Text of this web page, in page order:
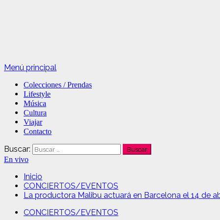
Menú principal
Colecciones / Prendas
Lifestyle
Música
Cultura
Viajar
Contacto
Buscar:
En vivo
Inicio
CONCIERTOS/EVENTOS
La productora Malibu actuará en Barcelona el 14 de
CONCIERTOS/EVENTOS